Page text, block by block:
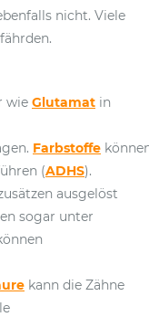
nicht. Viele
wie Glutamat in
Farbstoffe
(ADHS).
ausgelöst
sogar unter
kann die Zähne